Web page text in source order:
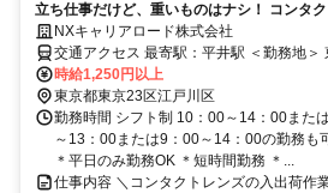
立ち仕事だけど、重いものはナシ！ コンタ
勤務◎NXキャリアロード株式会社
交通アクセス 最寄駅：平井駅 ＜勤務地＞ 東京都江戸川区平井 ＜アク
セス＞ 「平井駅」～徒歩8分 近隣の方は
時給1,250円以上
東京都東京23区江戸川区
勤務時間 シフト制 10：00～14：00また
～13：00または9：00～14：00の勤務も
＊平日のみ勤務OK ＊短時間勤務 ＊...
仕事内容 ＼コンタクトレンズの入出荷作